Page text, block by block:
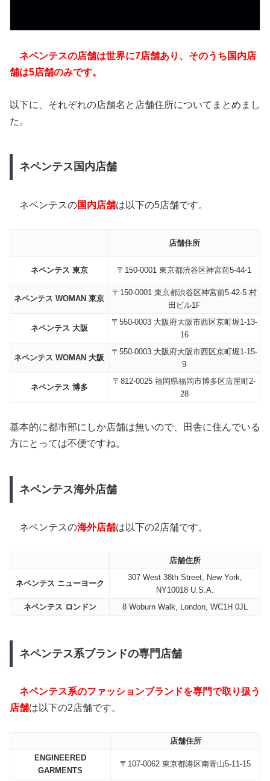
ネペンテスの店舗は世界に7店舗あり、そのうち国内店
舗は5店舗のみです。
以下に、それぞれの店舗名と店舗住所についてまとめまし
た。
ネペンテス国内店舗
ネペンテスの国内店舗は以下の5店舗です。
店舗住所
ネペンテス 東京 〒150-0001 東京都渋谷区神宮前5-44-1
ネペンテス WOMAN 東京
〒150-0001 東京都渋谷区神宮前5-42-5 村
田ビル1F
ネペンテス 大阪
〒550-0003 大阪府大阪市西区京町堀1-13-
16
ネペンテス WOMAN 大阪
〒550-0003 大阪府大阪市西区京町堀1-15-
9
ネペンテス 博多
〒812-0025 福岡県福岡市博多区店屋町2-
28
基本的に都市部にしか店舗は無いので、田舎に住んでいる
方にとっては不便ですね。
ネペンテス海外店舗
ネペンテスの海外店舗は以下の2店舗です。
店舗住所
ネペンテス ニューヨーク
307 West 38th Street, New York,
NY10018 U.S.A.
ネペンテス ロンドン
8 Woburn Walk, London, WC1H 0JL
ネペンテス系ブランドの専門店舗
ネペンテス系のファッションブランドを専門で取り扱う
店舗は以下の2店舗です。
店舗住所
ENGINEERED
GARMENTS
〒107-0062 東京都港区南青山5-11-15